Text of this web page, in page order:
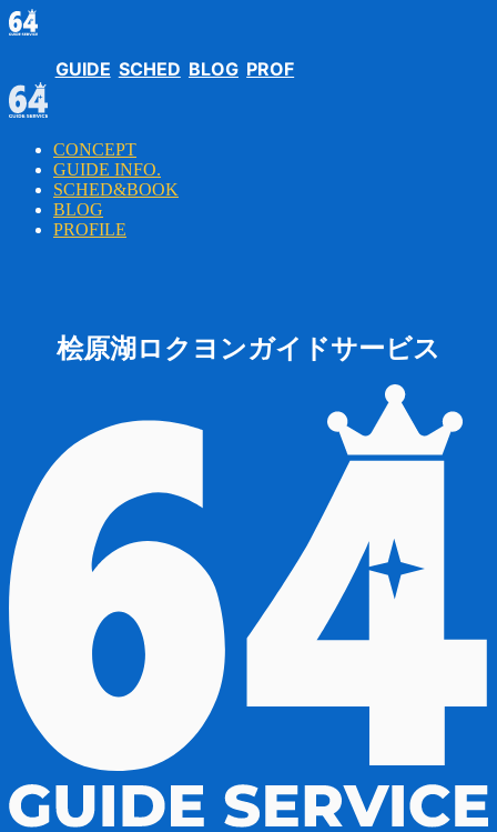
GUIDE SCHED BLOG PROF
CONCEPT
GUIDE INFO.
SCHED&BOOK
BLOG
PROFILE
桧原湖ロクヨンガイドサービス